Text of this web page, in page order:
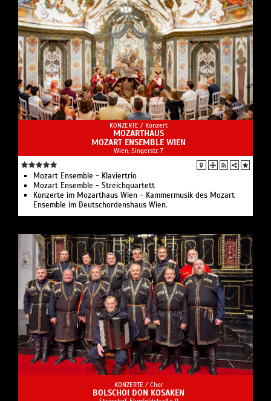
KONZERTE / Konzert
MOZARTHAUS
MOZART ENSEMBLE WIEN
Wien, Singerstr. 7
Mozart Ensemble - Klaviertrio
Mozart Ensemble - Streichquartett
Konzerte im Mozarthaus Wien - Kammermusik des Mozart
Ensemble im Deutschordenshaus Wien.
KONZERTE / Chor
BOLSCHOI DON KOSAKEN